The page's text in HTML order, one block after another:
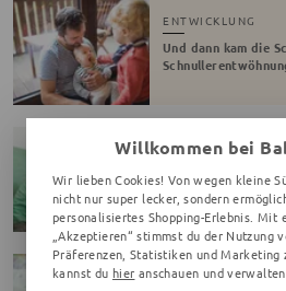
ENTWICKLUNG
Und dann kam die
ENTWICKLUNG
Der Trotzphase
entspannte Eltern!
SPIELEN & DIYS
Willkommen bei
Wir lieben Cookies! Von wegen kleine
nicht nur super lecker, sondern
personalisiertes Shopping-Erlebnis. Mit
„Akzeptieren“ stimmst du der Nutzung
Präferenzen, Statistiken und Marketing
kannst du hier anschauen und verwalten.